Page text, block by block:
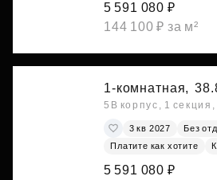
5 591 080 ₽
144 100 ₽ за м²
1-комнатная,
5В корпус, 1
3 кв 2027
Без
Платите как хотите
5 591 080 ₽